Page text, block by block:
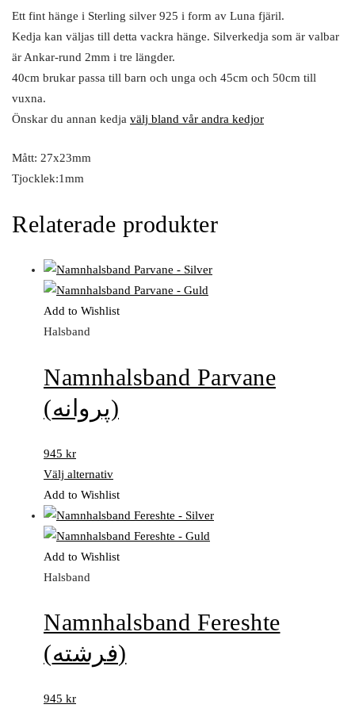
Ett fint hänge i Sterling silver 925 i form av Luna fjäril.
Kedja kan väljas till detta vackra hänge. Silverkedja som är valbar
är Ankar-rund 2mm i tre längder.
40cm brukar passa till barn och unga och 45cm och 50cm till
vuxna.
Önskar du annan kedja välj bland vår andra kedjor
Mått: 27x23mm
Tjocklek:1mm
Relaterade produkter
Add to Wishlist
Halsband
Namnhalsband Parvane
(پروانه)
945 kr
Välj alternativ
Add to Wishlist
Add to Wishlist
Halsband
Namnhalsband Fereshte
(فرشته)
945 kr